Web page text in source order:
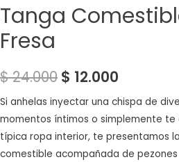
Tanga
Fresa
$24.000 $ 12.000
Si anhelas inyectar una chispa de
momentos íntimos o simplemente
típica ropa interior, te presentamos
comestible acompañada de